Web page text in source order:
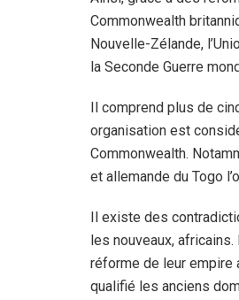
Commonwealth
Nouvelle-Zélande,
la Seconde Guerre
Il comprend plus de
organisation est
Commonwealth.
et allemande du Togo
Il existe des
les nouveaux,
réforme de leur empire
qualifié les anciens